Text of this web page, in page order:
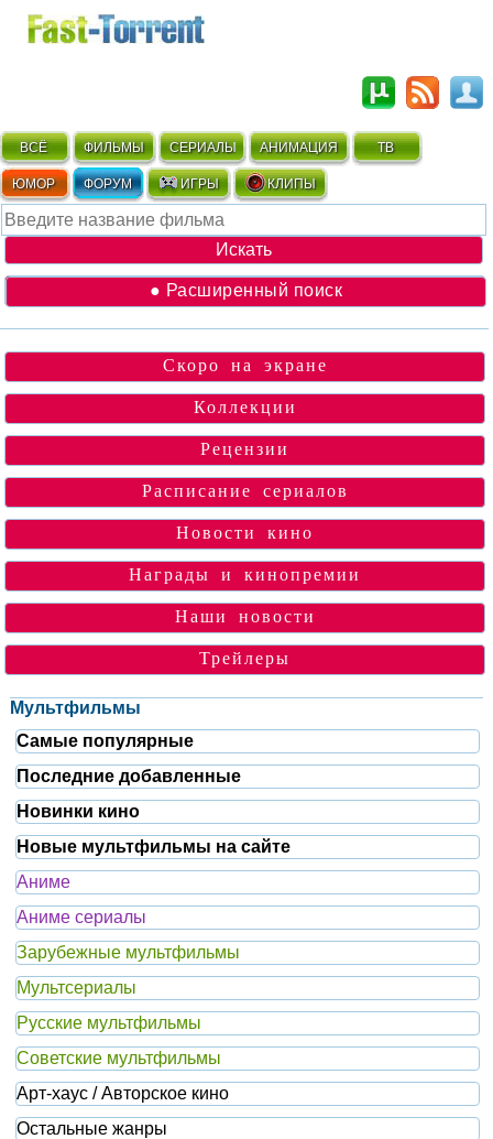
ВСЁ ФИЛЬМЫ СЕРИАЛЫ АНИМАЦИЯ ТВ
ЮМОР ФОРУМ ИГРЫ КЛИПЫ
● Расширенный поиск
Скоро на экране
Коллекции
Рецензии
Расписание сериалов
Новости кино
Награды и кинопремии
Наши новости
Трейлеры
Мультфильмы
Самые популярные
Последние добавленные
Новинки кино
Новые мультфильмы на сайте
Аниме
Аниме сериалы
Зарубежные мультфильмы
Мультсериалы
Русские мультфильмы
Советские мультфильмы
Арт-хаус / Авторское кино
Остальные жанры